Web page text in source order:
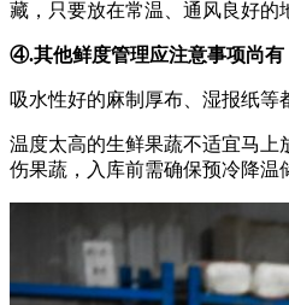
藏，只要放在常温、通风良好的
④.其他鲜度管理应注意事项尚有
吸水性好的麻制厚布、湿报纸等
温度太高的生鲜果蔬不适宜马上
伤果蔬，入库前需确保预冷降温